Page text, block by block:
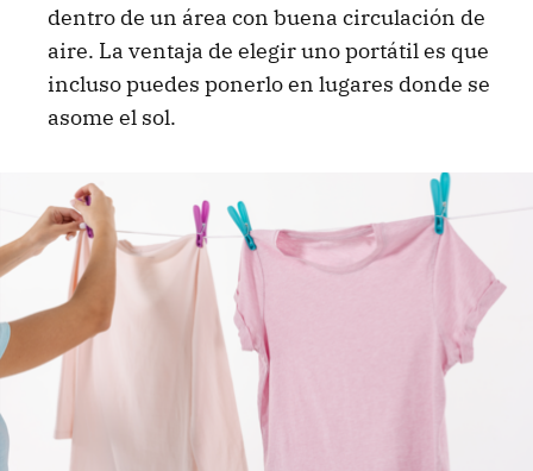
dentro de un área con buena circulación de
aire. La ventaja de elegir uno portátil es que
incluso puedes ponerlo en lugares donde se
asome el sol.